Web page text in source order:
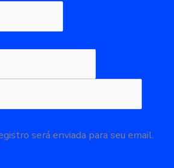
será enviada para seu email.